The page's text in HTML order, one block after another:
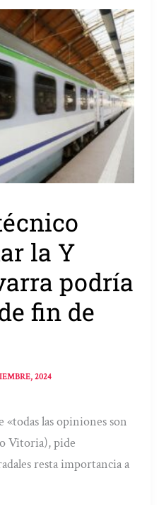
la Y
podría
fin de
2024
«todas las opiniones son
Vitoria), pide
resta importancia a